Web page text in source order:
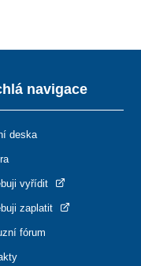
navigace
deska
vyřídit
zaplatit
fórum